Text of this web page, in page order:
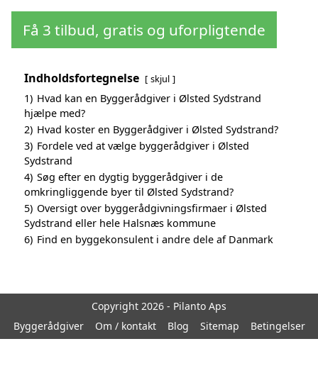
Få 3 tilbud, gratis og uforpligtende
Indholdsfortegnelse skjul
1) Hvad kan en Byggerådgiver i Ølsted Sydstrand
hjælpe med?
2) Hvad koster en Byggerådgiver i Ølsted Sydstrand?
3) Fordele ved at vælge byggerådgiver i Ølsted
Sydstrand
4) Søg efter en dygtig byggerådgiver i de
omkringliggende byer til Ølsted Sydstrand?
5) Oversigt over byggerådgivningsfirmaer i Ølsted
Sydstrand eller hele Halsnæs kommune
6) Find en byggekonsulent i andre dele af Danmark
Copyright 2026 - Pilanto Aps
Byggerådgiver
Om / kontakt Blog Sitemap Betingelser